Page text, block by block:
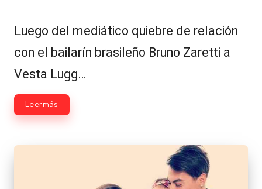
Luego del mediático quiebre de relación
con el bailarín brasileño Bruno Zaretti a
Vesta Lugg…
Leer más